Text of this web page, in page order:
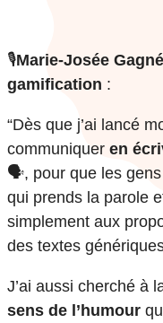
🎙️Marie-Josée
gamification :
“Dès que j’ai lancé
communiquer en
🗣️, pour que les gens
qui prends la parole
simplement aux
des textes
J’ai aussi cherché à
sens de l’humour